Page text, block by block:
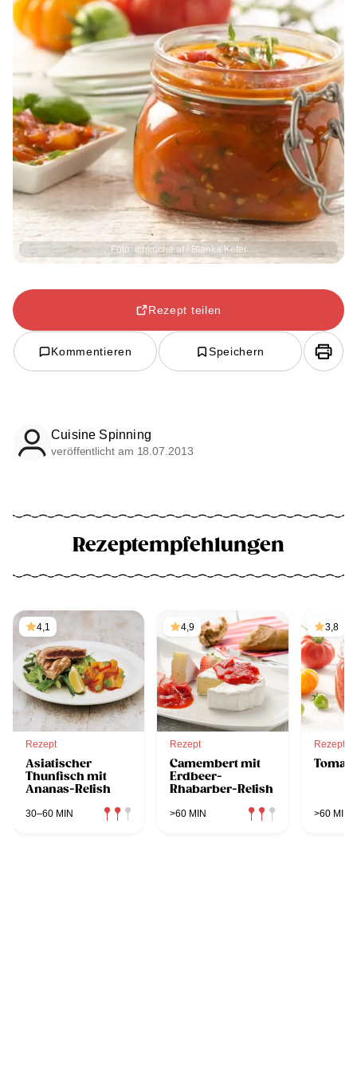
Foto: ichkoche.at / Blanka Kefer
Rezept teilen
Kommentieren Speichern
Cuisine Spinning
veröffentlicht am 18.07.2013
Rezeptempfehlungen
4,1
Rezept
Asiatischer
Thunfisch mit
Ananas-Relish
30–60 MIN
4,9
Rezept
Camembert mit
Erdbeer-
Rhabarber-Relish
>60 MIN
3,8
Rezept
>60 MIN